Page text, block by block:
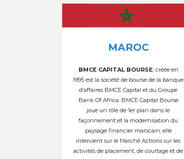
MAROC
BMCE CAPITAL BOURSE , créée en
1995 est la société de bourse de la banque
d’affaires BMCE Capital et du Groupe
Bank Of Africa. BMCE Capital Bourse
joue un rôle de 1er plan dans le
façonnement et la modernisation du
paysage financier marocain, elle
intervient sur le Marché Actions sur les
activités de placement, de courtage et de